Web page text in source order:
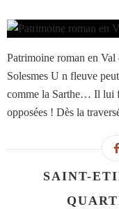
Patrimoine roman en Val
Solesmes U n fleuve
comme la Sarthe… Il lui
opposées ! Dès la
SAINT-